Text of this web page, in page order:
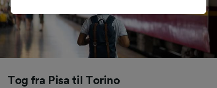
Tog fra Pisa til Torino
browsingdata. Dine data vil ikke blive brugt til
sporingsformål, hvis du har bedt os om ikke at
Vi og vores partnere behandler data for at
Bruge præcise geografiske